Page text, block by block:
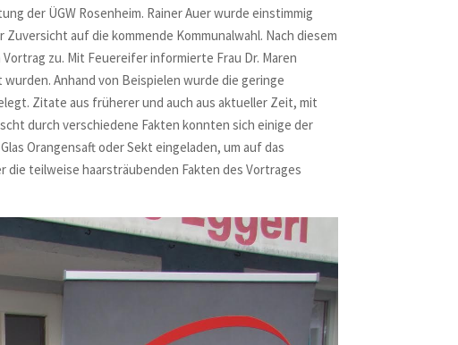
der ÜGW Rosenheim. Rainer Auer wurde einstimmig
auf die kommende Kommunalwahl. Nach diesem
zu. Mit Feuereifer informierte Frau Dr. Maren
Anhand von Beispielen wurde die geringe
Zitate aus früherer und auch aus aktueller Zeit, mit
durch verschiedene Fakten konnten sich einige der
Orangensaft oder Sekt eingeladen, um auf das
die teilweise haarsträubenden Fakten des Vortrages